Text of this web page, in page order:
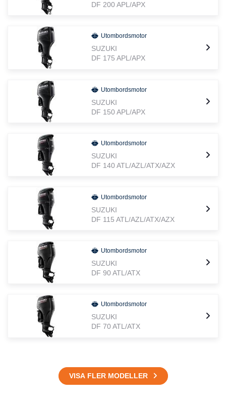
DF 200 APL/APX
Utombordsmotor
SUZUKI
DF 175 APL/APX
Utombordsmotor
SUZUKI
DF 150 APL/APX
Utombordsmotor
SUZUKI
DF 140 ATL/AZL/ATX/AZX
Utombordsmotor
SUZUKI
DF 115 ATL/AZL/ATX/AZX
Utombordsmotor
SUZUKI
DF 90 ATL/ATX
Utombordsmotor
SUZUKI
DF 70 ATL/ATX
VISA FLER MODELLER